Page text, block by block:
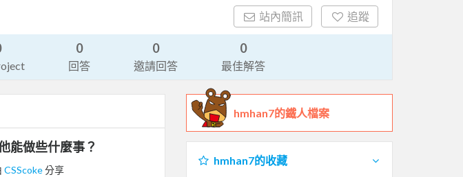
站內簡訊 追蹤
0
回答
0
邀請回答
0
最佳解答
能做些什麼事？
CSScoke分享
hmhan7的鐵人檔案
hmhan7的收藏